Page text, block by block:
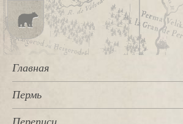
Главная
Пермь
Переписи